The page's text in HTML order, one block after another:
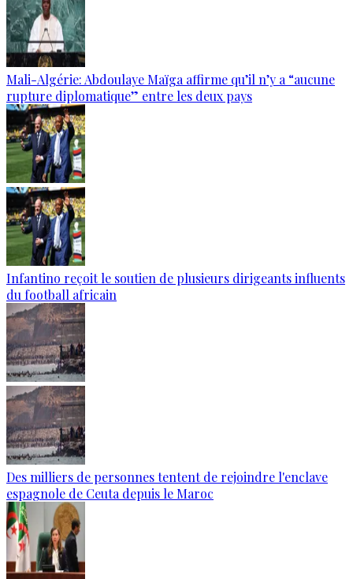
Mali-Algérie: Abdoulaye Maïga affirme qu’il n’y a “aucune
rupture diplomatique” entre les deux pays
Infantino reçoit le soutien de plusieurs dirigeants influents
du football africain
Des milliers de personnes tentent de rejoindre l'enclave
espagnole de Ceuta depuis le Maroc